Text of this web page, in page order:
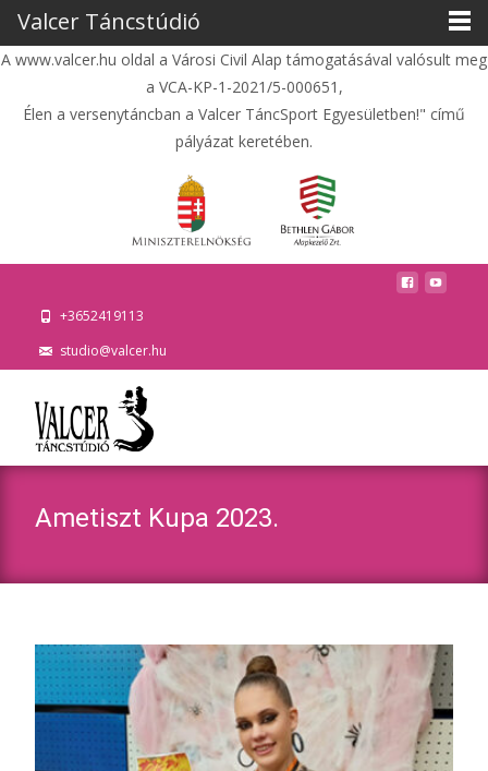
A www.valcer.hu oldal a Városi Civil Alap támogatásával valósult meg
a VCA-KP-1-2021/5-000651,
Élen a versenytáncban a Valcer TáncSport Egyesületben!" című
pályázat keretében.
+3652419113
studio@valcer.hu
Ametiszt Kupa 2023.
Valcer Táncstúdió